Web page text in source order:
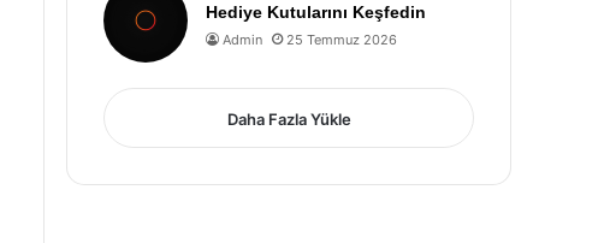
Hediye Kutularını Keşfedin
Admin 25 Temmuz 2026
Daha Fazla Yükle